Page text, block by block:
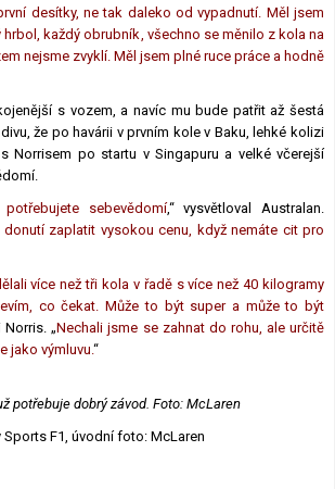
desítky, ne tak daleko od vypadnutí. Měl jsem
hrbol, každý obrubník, všechno se měnilo z kola na
nejsme zvyklí. Měl jsem plné ruce práce a hodně
s vozem, a navíc mu bude patřit až šestá
že po havárii v prvním kole v Baku, lehké kolizi
Norrisem po startu v Singapuru a velké včerejší
sebevědomí,“ vysvětloval Australan.
zaplatit vysokou cenu, když nemáte cit pro
více než tři kola v řadě s více než 40 kilogramy
co čekat. Může to být super a může to být
„Nechali jsme se zahnat do rohu, ale určitě
jako výmluvu.“
potřebuje dobrý závod. Foto: McLaren
F1, úvodní foto: McLaren